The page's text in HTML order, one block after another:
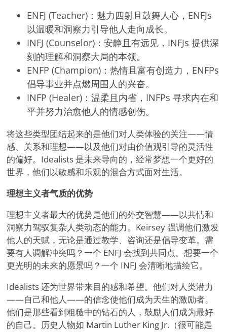
ENFJ (Teacher)：魅力四射且鼓舞人心，ENFJs
以温暖和洞察力引导他人走向成长。
INFJ (Counselor)：安静且有远见，INFJs 提供深
刻的理解和洞察大局的本领。
ENFP (Champion)：热情且富有创造力，ENFPs
倡导事业并点燃周围人的兴奋。
INFP (Healer)：温柔且内省，INFPs 寻求内在和
平并努力治愈他人的情感创伤。
将这些类型团结起来的是他们对人类体验的关注——情
感、关系和理想——以及他们对由价值观引导的灵活性
的偏好。Idealists 是未来导向的，经常梦想一个更好的
世界，他们以敏感和乐观的混合方式面对生活。
理想主义者气质的优势
理想主义者最大的优势是他们的外交智慧——以共情和
洞察力驾驭复杂人类动态的能力。Keirsey 强调他们激发
他人的天赋，无论是通过教学、咨询还是倡导变革。需
要有人调解冲突吗？一个 ENFJ 会找到共同点。想要一个
更光明的未来的愿景吗？一个 INFJ 会清晰地描绘它。
Idealists 还为世界带来目的感和希望。他们对人类潜力
——自己和他人——的信念使他们成为天生的激励者。
他们是那些看到粗糙中的钻石的人，鼓励人们成为最好
的自己。历史人物如 Martin Luther King Jr.（很可能是